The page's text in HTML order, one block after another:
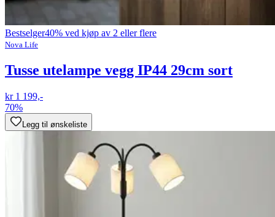
Bestselger40% ved kjøp av 2 eller flere
Nova Life
Tusse utelampe vegg IP44 29cm sort
kr 1 199,-
70%
Legg til ønskeliste